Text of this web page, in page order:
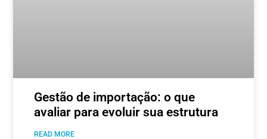
Gestão de importação: o que
avaliar para evoluir sua estrutura
READ MORE